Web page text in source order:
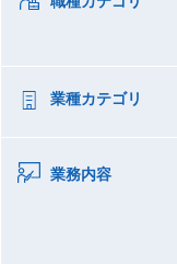
業種カテゴリ
業務内容